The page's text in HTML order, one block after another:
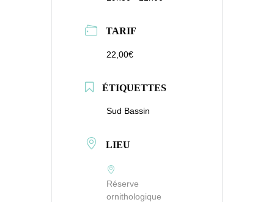
TARIF
22,00€
ÉTIQUETTES
Sud Bassin
LIEU
Réserve
ornithologique